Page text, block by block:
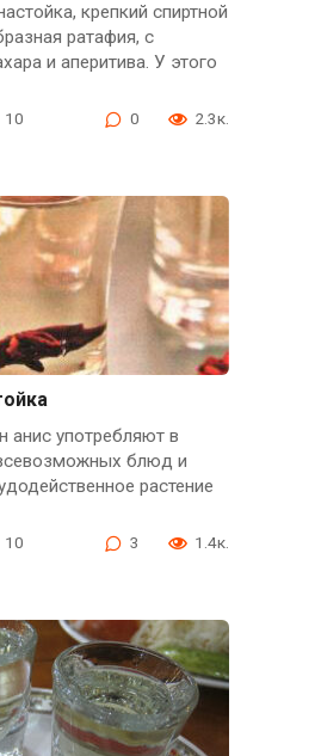
крепкий спиртной
ратафия, с
и аперитива. У этого
10 0 2.3к.
анис употребляют в
блюд и
растение
10 3 1.4к.